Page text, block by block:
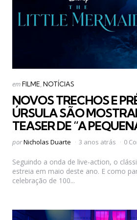
Categorias
Postado
emFILME NOTÍCIAS
NOVOS TRECHOS E
ÚRSULA SÃO
TEASER DE “A
Postado
porNicholas Duarte 3 anos atrás 0
Seguindo a onda de live-action, o
estreia em maio deste ano. E como
celebração de 100...